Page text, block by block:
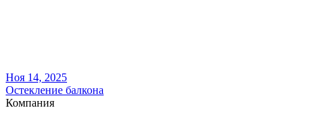
Ноя 14, 2025
Остекление балкона
Компания